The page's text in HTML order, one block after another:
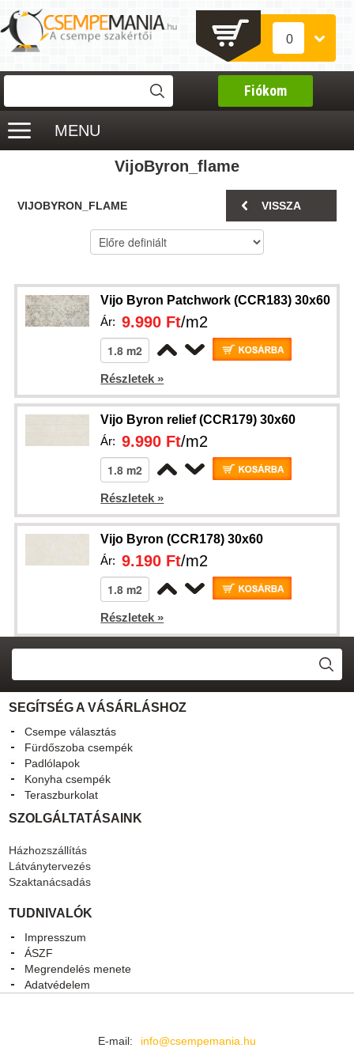
0
Fiókom
MENU
VijoByron_flame
VIJOBYRON_FLAME VISSZA
Vijo Byron Patchwork (CCR183) 30x60
Ár:9.990 Ft/m2
Részletek »
Vijo Byron relief (CCR179) 30x60
Ár:9.990 Ft/m2
Részletek »
Vijo Byron (CCR178) 30x60
Ár:9.190 Ft/m2
Részletek »
SEGÍTSÉG A VÁSÁRLÁSHOZ
Csempe választás
Fürdőszoba csempék
Padlólapok
Konyha csempék
Teraszburkolat
SZOLGÁLTATÁSAINK
Házhozszállítás
Látványtervezés
Szaktanácsadás
TUDNIVALÓK
Impresszum
ÁSZF
Megrendelés menete
Adatvédelem
E-mail: info@csempemania.hu